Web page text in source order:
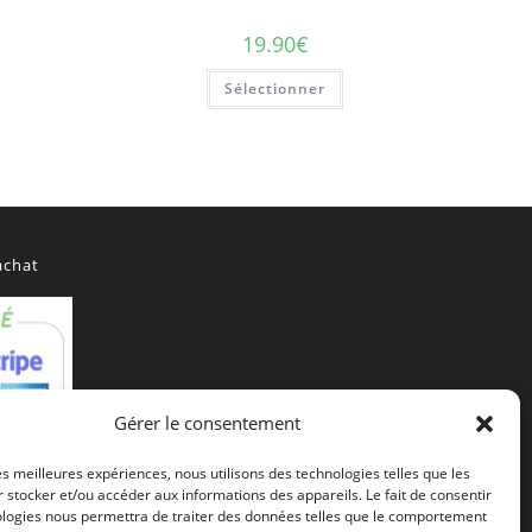
Gérer le consentement
meilleures expériences, nous utilisons des technologies telles que les
stocker et/ou accéder aux informations des appareils. Le fait de consentir
nous permettra de traiter des données telles que le comportement
19.90€
Sélectionner